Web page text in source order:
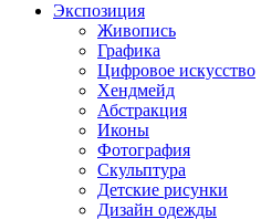
Экспозиция
Живопись
Графика
Цифровое искусство
Хендмейд
Абстракция
Иконы
Фотография
Скульптура
Детские рисунки
Дизайн одежды